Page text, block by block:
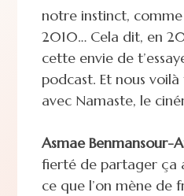
notre instinct,
2010… Cela dit, en
cette envie de
podcast. Et nous
avec Namaste, le
Asmae Benmansour-
fierté de partager ça
ce que l’on mène de